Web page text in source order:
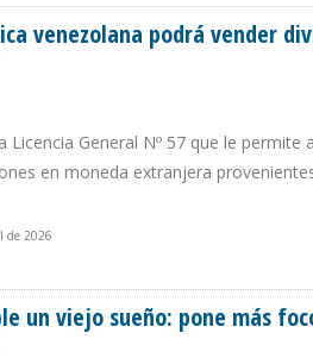
venezolana podrá vender
Licencia General Nº 57 que le
en moneda extranjera
de 2026
un viejo sueño: pone más